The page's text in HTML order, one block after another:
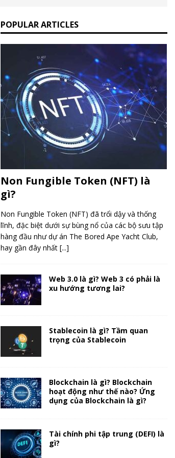
POPULAR ARTICLES
Non Fungible Token (NFT) là
gì?
Non Fungible Token (NFT) đã trổi dậy và thống
lĩnh, đặc biệt dưới sự bùng nổ của các bộ sưu tập
hàng đầu như dự án The Bored Ape Yacht Club,
hay gần đây nhất [...]
Web 3.0 là gì? Web 3 có phải là
xu hướng tương lai?
Stablecoin là gì? Tầm quan
trọng của Stablecoin
Blockchain là gì? Blockchain
hoạt động như thế nào? Ứng
dụng của Blockchain là gì?
Tài chính phi tập trung (DEFI) là
gì?